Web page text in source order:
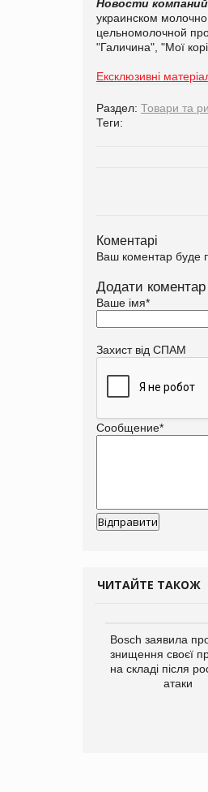
Новости компаний
украинском
цельномолочной
"Галичина", "Мої
Ексклюзивні
Раздел: Товари та
Теги:
Коментарі
Ваш коментар буде
Додати коментар
Ваше імя*
Захист від СПАМ
Сообщение*
ЧИТАЙТЕ ТАКОЖ
Bosch заявила
знищення своєї
на складі після
атаки